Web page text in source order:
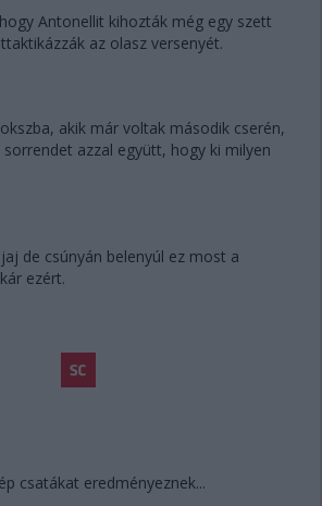
Antonellit kihozták még egy szett
az olasz versenyét.
akik már voltak második cserén,
azzal együtt, hogy ki milyen
de csúnyán belenyúl ez most a
ezért.
csatákat eredményeznek...